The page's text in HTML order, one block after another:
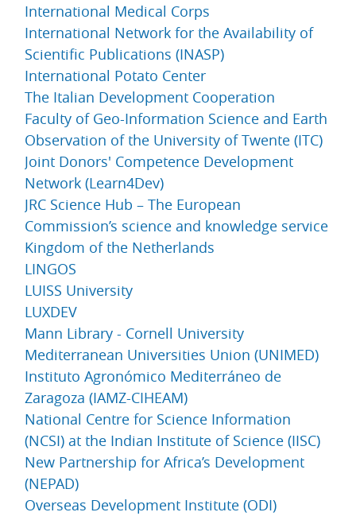
International Medical Corps
International Network for the Availability of
Scientific Publications (INASP)
International Potato Center
The Italian Development Cooperation
Faculty of Geo-Information Science and Earth
Observation of the University of Twente (ITC)
Joint Donors' Competence Development
Network (Learn4Dev)
JRC Science Hub – The European
Commission’s science and knowledge service
Kingdom of the Netherlands
LINGOS
LUISS University
LUXDEV
Mann Library - Cornell University
Mediterranean Universities Union (UNIMED)
Instituto Agronómico Mediterráneo de
Zaragoza (IAMZ-CIHEAM)
National Centre for Science Information
(NCSI) at the Indian Institute of Science (IISC)
New Partnership for Africa’s Development
(NEPAD)
Overseas Development Institute (ODI)